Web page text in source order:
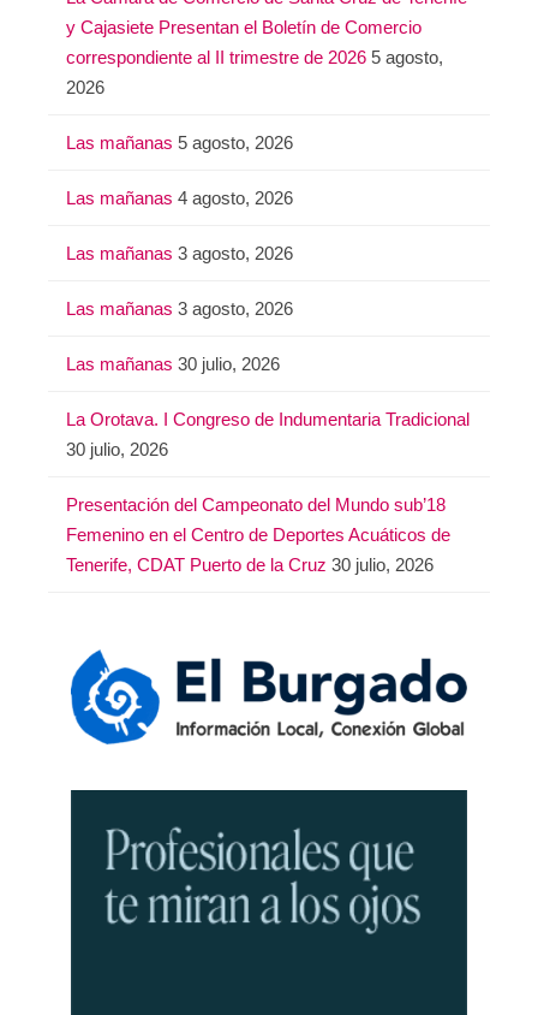
y Cajasiete Presentan el Boletín de Comercio
correspondiente al II trimestre de 2026 5 agosto,
2026
Las mañanas 5 agosto, 2026
Las mañanas 4 agosto, 2026
Las mañanas 3 agosto, 2026
Las mañanas 3 agosto, 2026
Las mañanas 30 julio, 2026
La Orotava. I Congreso de Indumentaria Tradicional
30 julio, 2026
Presentación del Campeonato del Mundo sub’18
Femenino en el Centro de Deportes Acuáticos de
Tenerife, CDAT Puerto de la Cruz 30 julio, 2026